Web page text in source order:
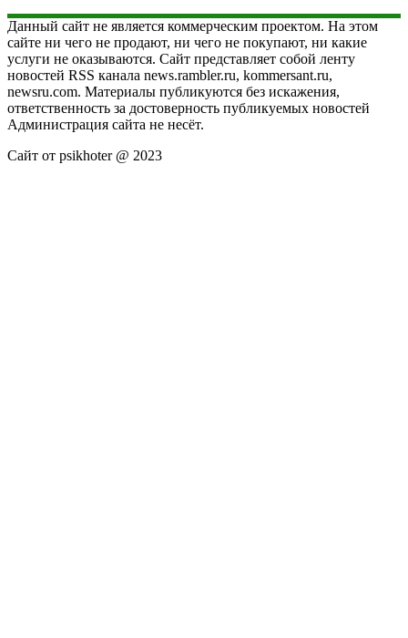
Данный сайт не является коммерческим проектом. На этом
сайте ни чего не продают, ни чего не покупают, ни какие
услуги не оказываются. Сайт представляет собой ленту
новостей RSS канала news.rambler.ru, kommersant.ru,
newsru.com. Материалы публикуются без искажения,
ответственность за достоверность публикуемых новостей
Администрация сайта не несёт.
Сайт от psikhoter @ 2023